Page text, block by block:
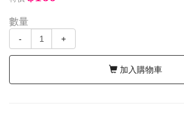
數量
- +
加入購物車